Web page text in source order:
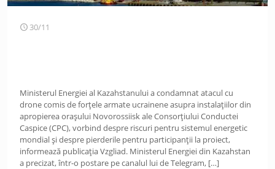
30/11
Ministerul Energiei al Kazahstanului a condamnat atacul cu
drone comis de forțele armate ucrainene asupra instalațiilor din
apropierea orașului Novorossiisk ale Consorţiului Conductei
Caspice (CPC), vorbind despre riscuri pentru sistemul energetic
mondial și despre pierderile pentru participanții la proiect,
informează publicația Vzgliad. Ministerul Energiei din Kazahstan
a precizat, într-o postare pe canalul lui de Telegram, […]